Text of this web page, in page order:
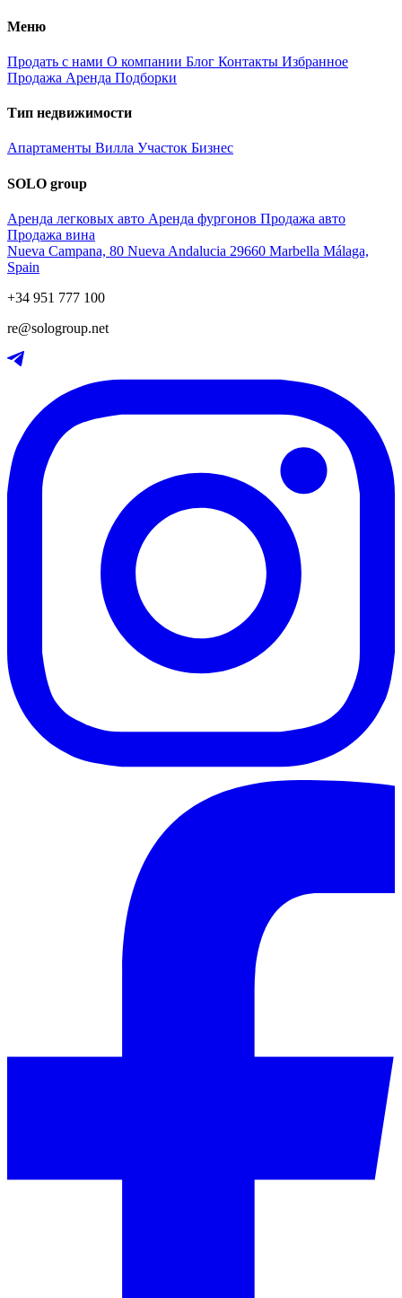
Меню
Продать с нами О компании Блог Контакты Избранное
Продажа Аренда Подборки
Тип недвижимости
Апартаменты Вилла Участок Бизнес
SOLO group
Аренда легковых авто Аренда фургонов Продажа авто
Продажа вина
Nueva Campana, 80 Nueva Andalucia 29660 Marbella Málaga,
Spain
+34 951 777 100
re@sologroup.net